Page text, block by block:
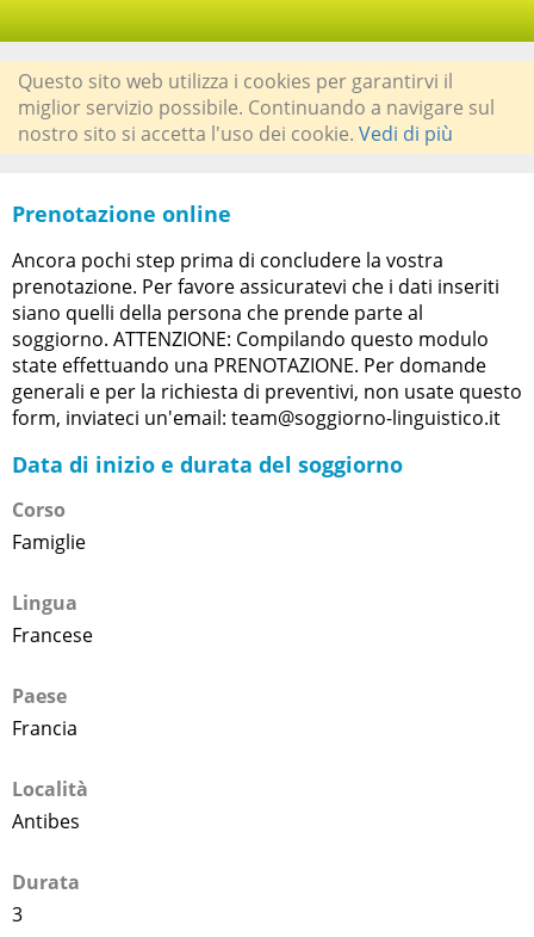
Questo sito web utilizza i cookies per garantirvi il
miglior servizio possibile. Continuando a navigare sul
nostro sito si accetta l'uso dei cookie. Vedi di più
Prenotazione online
Ancora pochi step prima di concludere la vostra
prenotazione. Per favore assicuratevi che i dati inseriti
siano quelli della persona che prende parte al
soggiorno. ATTENZIONE: Compilando questo modulo
state effettuando una PRENOTAZIONE. Per domande
generali e per la richiesta di preventivi, non usate questo
form, inviateci un'email: team@soggiorno-linguistico.it
Data di inizio e durata del soggiorno
Corso
Famiglie
Lingua
Francese
Paese
Francia
Località
Antibes
Durata
3